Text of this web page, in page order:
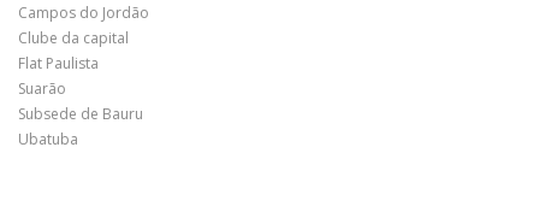
Campos do Jordão
Clube da capital
Flat Paulista
Suarão
Subsede de Bauru
Ubatuba